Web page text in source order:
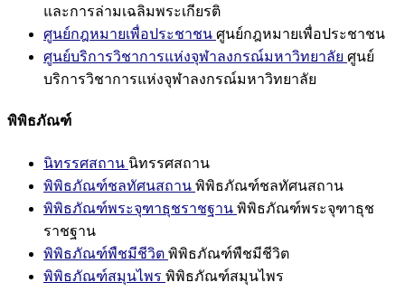
และการล่ามเฉลิมพระเกียรติ
ศูนย์กฎหมายเพื่อประชาชน ศูนย์กฎหมายเพื่อประชาชน
ศูนย์บริการวิชาการแห่งจุฬาลงกรณ์มหาวิทยาลัย ศูนย์
บริการวิชาการแห่งจุฬาลงกรณ์มหาวิทยาลัย
พิพิธภัณฑ์
นิทรรศสถาน นิทรรศสถาน
พิพิธภัณฑ์ชลทัศนสถาน พิพิธภัณฑ์ชลทัศนสถาน
พิพิธภัณฑ์พระจุฑาธุชราชฐาน พิพิธภัณฑ์พระจุฑาธุช
ราชฐาน
พิพิธภัณฑ์พืชมีชีวิต พิพิธภัณฑ์พืชมีชีวิต
พิพิธภัณฑ์สมุนไพร พิพิธภัณฑ์สมุนไพร